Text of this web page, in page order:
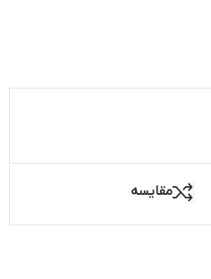
مقایسه